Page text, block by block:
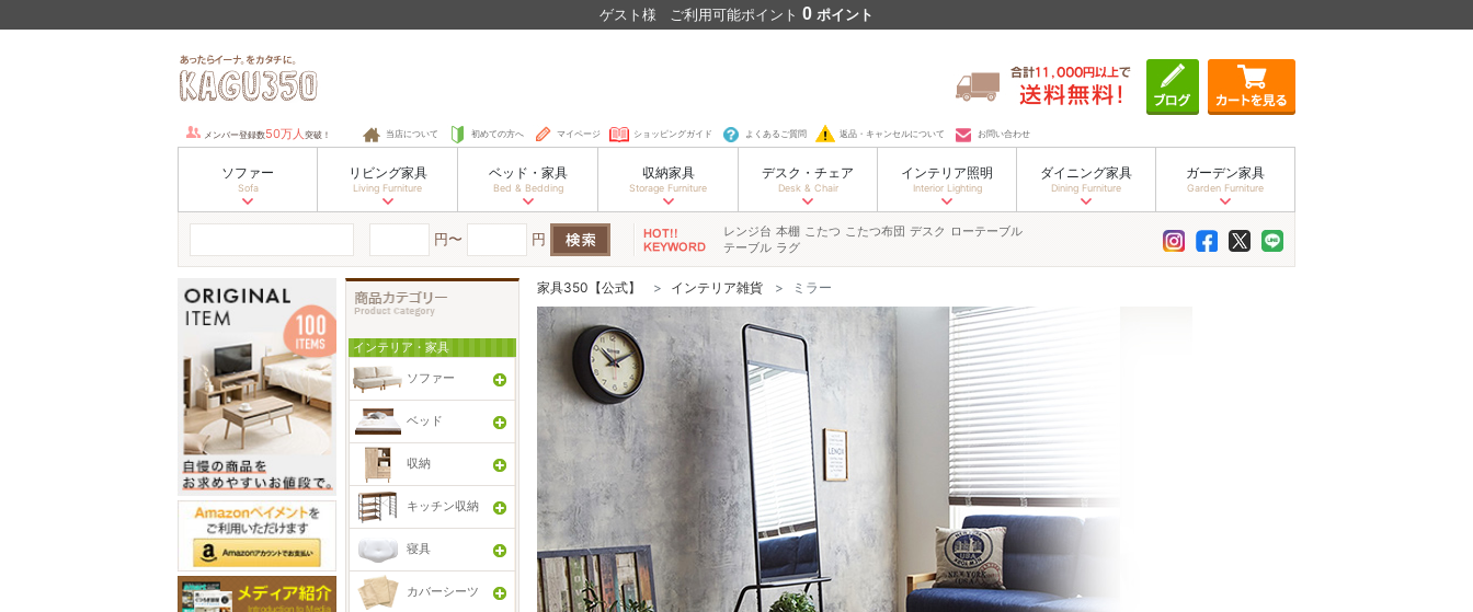
ゲスト 様 ご利用可能ポイント 0 ポイント
メンバー登録数50万人 突破！ 当店について 初めての方へ マイページ ショッピングガイド よくあるご質問 返品・キャンセルについて お問い合わせ
ソファー
Sofa
リビング家具
Living Furniture
ベッド・家具
Bed & Bedding
収納家具
Storage Furniture
デスク・チェア
Desk & Chair
インテリア照明
Interior Lighting
ダイニング家具
Dining Furniture
ガーデン家具
Garden Furniture
円〜 円 レンジ台 本棚 こたつ こたつ布団 デスク ローテーブル
テーブル ラグ
インテリア・家具
ソファー
ベッド
収納
キッチン収納
寝具
カバーシーツ
家具350【公式】 インテリア雑貨 ミラー